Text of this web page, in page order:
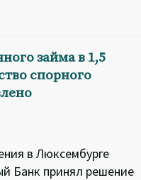
займа в 1,5
спорного
в Люксембурге
Банк принял решение